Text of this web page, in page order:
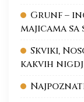
Grunf –
majicama
Skviki,
kakvih